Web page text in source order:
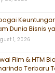
Dunia Bisnis
1, 2026
Film & HTM
Terbaru